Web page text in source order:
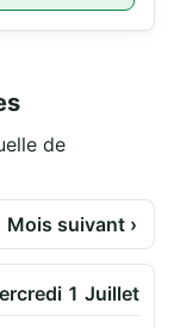
de
Mois suivant ›
1 Juillet